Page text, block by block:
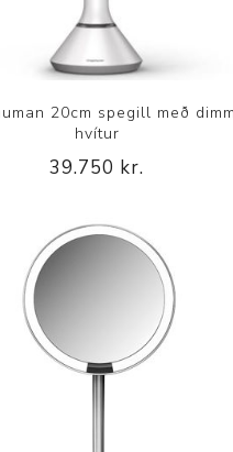
20cm spegill með
hvítur
39.750 kr.